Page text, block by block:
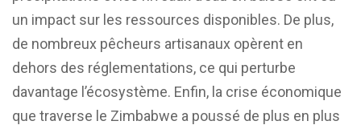
un impact sur les ressources disponibles. De plus,
de nombreux pêcheurs artisanaux opèrent en
dehors des réglementations, ce qui perturbe
davantage l’écosystème. Enfin, la crise économique
que traverse le Zimbabwe a poussé de plus en plus